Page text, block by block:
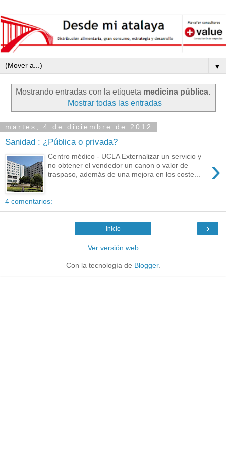
▼
Mostrando entradas con la etiqueta medicina pública.
Mostrar todas las entradas
martes, 4 de diciembre de 2012
Sanidad : ¿Pública o privada?
›
Centro médico - UCLA Externalizar un servicio y
no obtener el vendedor un canon o valor de
traspaso, además de una mejora en los coste...
4 comentarios:
›
Inicio
Ver versión web
Con la tecnología de Blogger.